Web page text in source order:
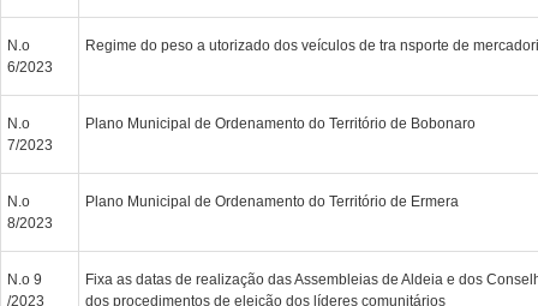
N.o
6/2023
Regime do peso a utorizado dos veículos de tra nsporte de
N.o
7/2023
Plano Municipal de Ordenamento do Território de Bobonaro
N.o
8/2023
Plano Municipal de Ordenamento do Território de Ermera
N.o 9
/2023
Fixa as datas de realização das Assembleias de Aldeia e dos
dos procedimentos de eleição dos líderes comunitários